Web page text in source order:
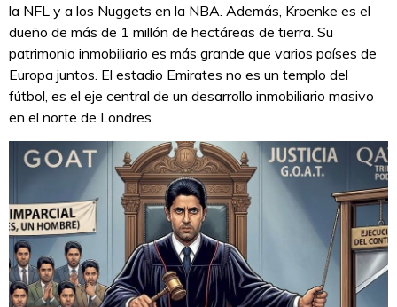
la NFL y a los Nuggets en la NBA. Además, Kroenke es el
dueño de más de 1 millón de hectáreas de tierra. Su
patrimonio inmobiliario es más grande que varios países de
Europa juntos. El estadio Emirates no es un templo del
fútbol, es el eje central de un desarrollo inmobiliario masivo
en el norte de Londres.